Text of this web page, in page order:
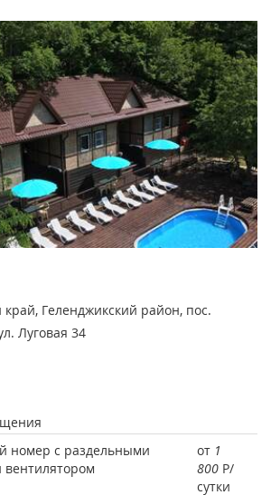
край, Геленджикский район, пос.
Луговая 34
номер с раздельными
вентилятором
от 1
800 Р/
сутки